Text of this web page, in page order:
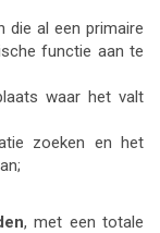
die al een primaire
functie aan te
waar het valt
zoeken en het
, met een totale